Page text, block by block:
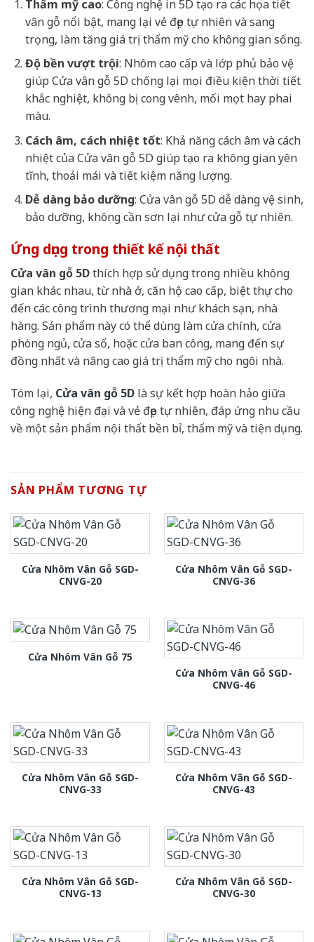
Thẩm mỹ cao: Công nghệ in 5D tạo ra các họa tiết
vân gỗ nổi bật, mang lại vẻ đẹp tự nhiên và sang
trọng, làm tăng giá trị thẩm mỹ cho không gian sống.
Độ bền vượt trội: Nhôm cao cấp và lớp phủ bảo vệ
giúp Cửa vân gỗ 5D chống lại mọi điều kiện thời tiết
khắc nghiệt, không bị cong vênh, mối mọt hay phai
màu.
Cách âm, cách nhiệt tốt: Khả năng cách âm và cách
nhiệt của Cửa vân gỗ 5D giúp tạo ra không gian yên
tĩnh, thoải mái và tiết kiệm năng lượng.
Dễ dàng bảo dưỡng: Cửa vân gỗ 5D dễ dàng vệ sinh,
bảo dưỡng, không cần sơn lại như cửa gỗ tự nhiên.
Ứng dụng trong thiết kế nội thất
Cửa vân gỗ 5Dthích hợp sử dụng trong nhiều không
gian khác nhau, từ nhà ở, căn hộ cao cấp, biệt thự cho
đến các công trình thương mại như khách sạn, nhà
hàng. Sản phẩm này có thể dùng làm cửa chính, cửa
phòng ngủ, cửa sổ, hoặc cửa ban công, mang đến sự
đồng nhất và nâng cao giá trị thẩm mỹ cho ngôi nhà.
Tóm lại, Cửa vân gỗ 5D là sự kết hợp hoàn hảo giữa
công nghệ hiện đại và vẻ đẹp tự nhiên, đáp ứng nhu cầu
về một sản phẩm nội thất bền bỉ, thẩm mỹ và tiện dụng.
SẢN PHẨM TƯƠNG TỰ
Cửa Nhôm Vân Gỗ SGD-
CNVG-20
Cửa Nhôm Vân Gỗ SGD-
CNVG-36
Cửa Nhôm Vân Gỗ 75
Cửa Nhôm Vân Gỗ SGD-
CNVG-46
Cửa Nhôm Vân Gỗ SGD-
CNVG-33
Cửa Nhôm Vân Gỗ SGD-
CNVG-43
Cửa Nhôm Vân Gỗ SGD-
CNVG-13
Cửa Nhôm Vân Gỗ SGD-
CNVG-30